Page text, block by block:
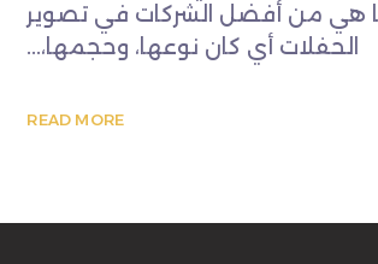
هي من أفضل الشركات في تصوير
الحفلات أي كان نوعها، وحجمها،...
READ MORE